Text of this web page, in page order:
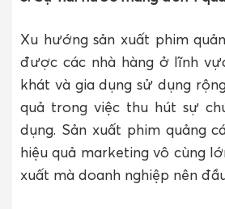
Xu hướng sản xuất phim
được các nhà hàng ở lĩnh
khát và gia dụng sử dụng
quả trong việc thu hút sự
dụng. Sản xuất phim quảng
hiệu quả marketing vô cùng
xuất mà doanh nghiệp nên